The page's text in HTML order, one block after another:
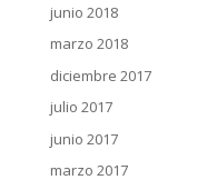
junio 2018
marzo 2018
diciembre 2017
julio 2017
junio 2017
marzo 2017